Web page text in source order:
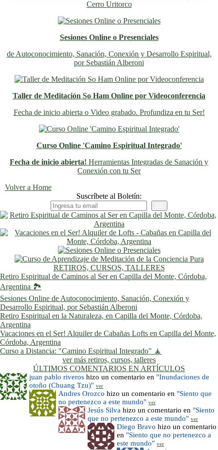
Cerro Uritorco
Sesiones Online o Presenciales
de Autoconocimiento, Sanación, Conexión y Desarrollo Espiritual,
por Sebastián Alberoni
Taller de Meditación So Ham Online por Videoconferencia
Fecha de inicio abierta o Video grabado. Profundiza en tu Ser!
Curso Online 'Camino Espiritual Integrado'
Fecha de inicio abierta! Herramientas Integradas de Sanación y
Conexión con tu Ser
Volver a Home
Suscríbete al Boletín:
RETIROS, CURSOS, TALLERES
Retiro Espiritual de Caminos al Ser en Capilla del Monte, Córdoba,
Argentina 🏞️
Sesiones Online de Autoconocimiento, Sanación, Conexión y
Desarrollo Espiritual, por Sebastián Alberoni
Retiro Espiritual en la Naturaleza, en Capilla del Monte, Córdoba,
Argentina
Vacaciones en el Ser! Alquiler de Cabañas Lofts en Capilla del Monte,
Córdoba, Argentina
Curso a Distancia: "Camino Espiritual Integrado" 🧘
ver más retiros, cursos, talleres
ÚLTIMOS COMENTARIOS EN ARTÍCULOS
juan pablo riveros hizo un comentario en "Inundaciones de
otoño (Chuang Tzu)" ver
Andres Orozco hizo un comentario en "Siento que
no pertenezco a este mundo" ver
Jesús Silva hizo un comentario en "Siento
que no pertenezco a este mundo" ver
Diego Bravo hizo un comentario
en "Siento que no pertenezco a
este mundo" ver